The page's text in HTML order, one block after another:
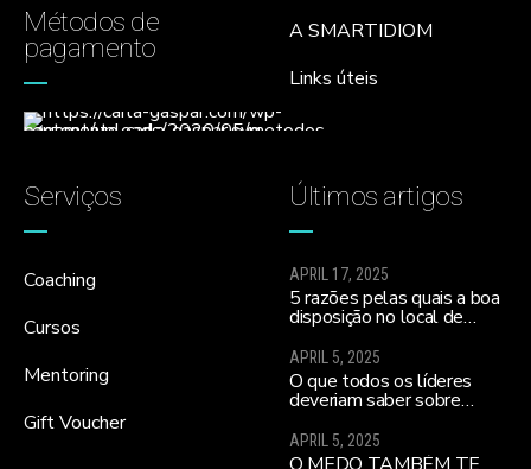
Métodos de
pagamento
A SMARTIDIOM
Links úteis
Serviços
Coaching
Cursos
Mentoring
Gift Voucher
Últimos artigos
APRIL 17, 2025
5 razões pelas quais a boa
disposição no local de
moral da equipa e a
realizares todos os teus
sonhos…
APRIL 5, 2025
O que todos os líderes
deveriam saber sobre
alto desempenho
(sobretudo se lideram uma
APRIL 5, 2025